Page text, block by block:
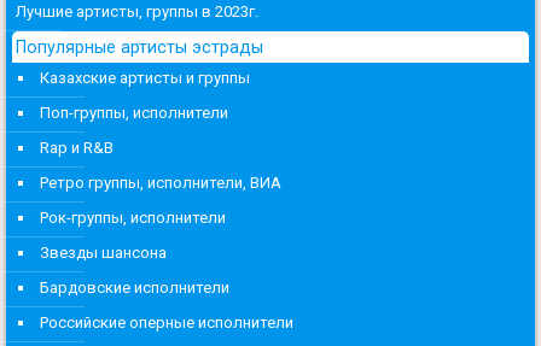
Лучшие артисты, группы в 2023г.
Популярные артисты эстрады
Казахские артисты и группы
Поп-группы, исполнители
Rap и R&B
Ретро группы, исполнители, ВИА
Рок-группы, исполнители
Звезды шансона
Бардовские исполнители
Российские оперные исполнители